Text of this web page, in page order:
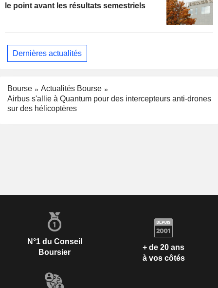
le point avant les résultats semestriels
Dernières actualités
Bourse
Actualités Bourse
Airbus s'allie à Quantum pour des intercepteurs anti-drones
sur des hélicoptères
N°1 du Conseil
Boursier
+ de 20 ans
à vos côtés